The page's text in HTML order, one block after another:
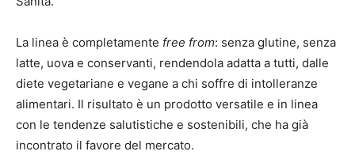
La linea è completamente free from: senza glutine, senza
latte, uova e conservanti, rendendola adatta a tutti, dalle
diete vegetariane e vegane a chi soffre di intolleranze
alimentari. Il risultato è un prodotto versatile e in linea
con le tendenze salutistiche e sostenibili, che ha già
incontrato il favore del mercato.